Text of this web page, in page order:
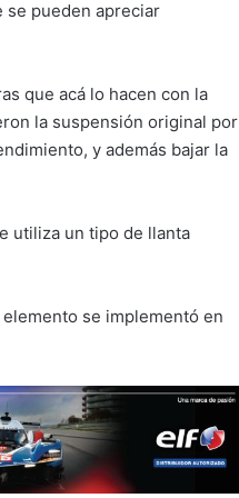
se pueden apreciar
que acá lo hacen con la
la suspensión original por
y además bajar la
utiliza un tipo de llanta
se implementó en